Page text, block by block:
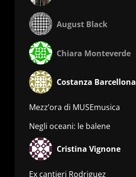
August Black
Chiara Monteverde
Costanza Barcellona
Mezz’ora di MUSEmusica
Negli oceani: le balene
Cristina Vignone
Ex cantieri Rodriguez